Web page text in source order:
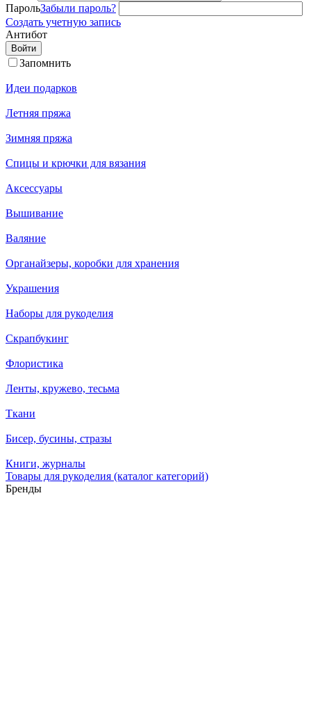
ПарольЗабыли пароль?
Создать учетную запись
Антибот
Войти
Запомнить
Идеи подарков
Летняя пряжа
Зимняя пряжа
Спицы и крючки для вязания
Аксессуары
Вышивание
Валяние
Органайзеры, коробки для хранения
Украшения
Наборы для рукоделия
Скрапбукинг
Флористика
Ленты, кружево, тесьма
Ткани
Бисер, бусины, стразы
Книги, журналы
Товары для рукоделия (каталог категорий)
Бренды